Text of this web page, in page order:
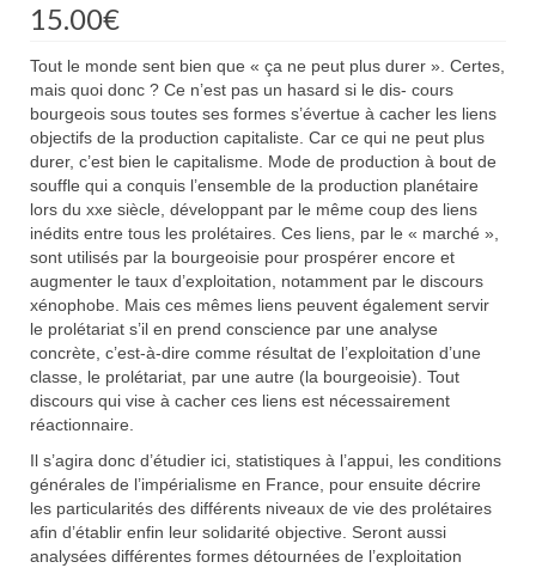
15.00€
Tout le monde sent bien que « ça ne peut plus durer ». Certes,
mais quoi donc ? Ce n’est pas un hasard si le dis- cours
bourgeois sous toutes ses formes s’évertue à cacher les liens
objectifs de la production capitaliste. Car ce qui ne peut plus
durer, c’est bien le capitalisme. Mode de production à bout de
souffle qui a conquis l’ensemble de la production planétaire
lors du xxe siècle, développant par le même coup des liens
inédits entre tous les prolétaires. Ces liens, par le « marché »,
sont utilisés par la bourgeoisie pour prospérer encore et
augmenter le taux d’exploitation, notamment par le discours
xénophobe. Mais ces mêmes liens peuvent également servir
le prolétariat s’il en prend conscience par une analyse
concrète, c’est-à-dire comme résultat de l’exploitation d’une
classe, le prolétariat, par une autre (la bourgeoisie). Tout
discours qui vise à cacher ces liens est nécessairement
réactionnaire.
Il s’agira donc d’étudier ici, statistiques à l’appui, les conditions
générales de l’impérialisme en France, pour ensuite décrire
les particularités des différents niveaux de vie des prolétaires
afin d’établir enfin leur solidarité objective. Seront aussi
analysées différentes formes détournées de l’exploitation